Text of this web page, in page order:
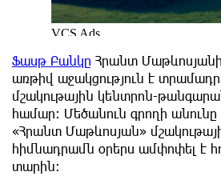
Ֆասթ Բանկը Հրանտ Մաթևոսյանի
առթիվ աջակցություն է
մշակութային կենտրոն-
համար։ Մեծանուն գրողի անունը
«Հրանտ Մաթևոսյան»
հիմնադրամն օրերս ամփոփել է
տարին։